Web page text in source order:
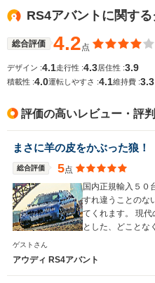
WLTCモード
燃費
RS4アバントに関す
総合評価 4.2点
デザイン :4.1走行性 :4.3居住性 :3.9
積載性 :4.0運転しやすさ :4.1維持費 :3.3
評価の高いレビュー・評判
まさに羊の皮をかぶった狼！
総合評価 5点
国内正規輸入５０
すれ違うことのな
てくれます。 現代
とした、どことな
ゲストさん
アウディ RS4アバント